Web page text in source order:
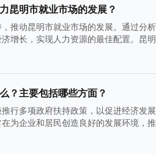
昆明市就业市场的发展？
推动昆明市就业市场的发展。通过分
增长，实现人力资源的最佳配置。昆
？主要包括哪些方面？
行多项政府扶持政策，以促进经济发
为企业和居民创造良好的发展环境，